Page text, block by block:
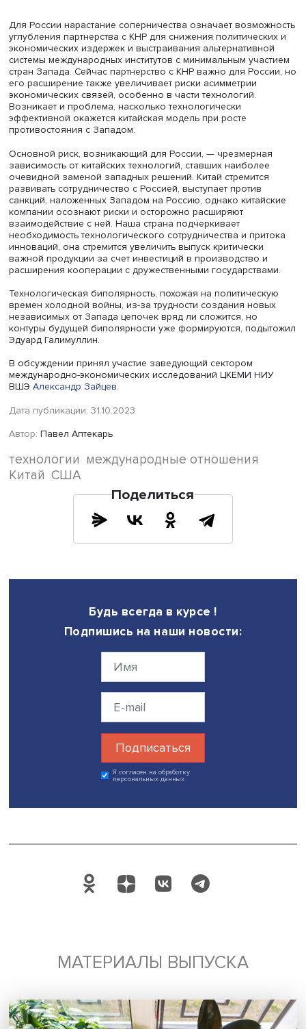
В условиях повышения уязвимости потенциальных
должны задумываться о модернизации стратегической
культуры и ее состоянии. Следует думать в первую
том, как предотвратить войну, и ключевым условием
предотвращения конфликта является стратегическая
Ключевые элементы современных технологий, по
Прохора Тебина, — скорость и непредсказуемость,
заранее продумать риски их использования и не
этом в панику.
Ядерное сдерживание строилось во многом на
Похожая ситуация сложится и теперь, с развитием
дела, построенного на многосферных операциях и
роботизации. «Мы должны мыслить о немыслимом», —
эксперт ЦКЕМИ. Следует обратить внимание на
автоматизации военного дела, вероятные последствия
внедрения ИИ в него. Прежде всего это коснется
обработки информации, создания роботов. России,
Прохор Тебин, необходимо активно развивать
технологии ИИ, создавать системы предотвращения
киберугроз совместно с разными странами.
Научный сотрудник ЦКЕМИЭдуард Галимуллин
сообщение о формировании технологической
Он полагает: продолжение обострения между КНР и
Для России нарастание соперничества означает
углубления партнерства с КНР для снижения
экономических издержек и выстраивания
системы международных институтов с минимальным
стран Запада. Сейчас партнерство с КНР важно для
его расширение также увеличивает риски асимметрии
Возникает и проблема, насколько технологически
эффективной окажется китайская модель при росте
Основной риск, возникающий для России, —
зависимость от китайских технологий, ставших
очевидной заменой западных решений. Китай
санкций, наложенных Западом на Россию, однако
важной продукции за счет инвестиций в производство
расширения кооперации с дружественными
контуры будущей биполярности уже формируются,
Эдуард Галимуллин.
В обсуждении принял участие заведующий сектором
международно-экономических исследований ЦКЕМИ
ВШЭАлександр Зайцев.